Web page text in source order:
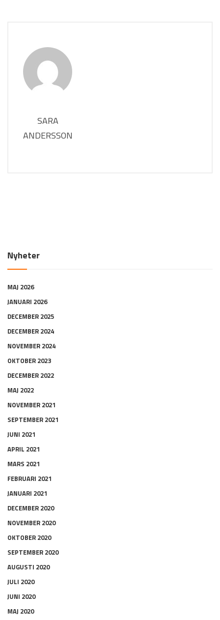
SARA
ANDERSSON
Nyheter
MAJ 2026
JANUARI 2026
DECEMBER 2025
DECEMBER 2024
NOVEMBER 2024
OKTOBER 2023
DECEMBER 2022
MAJ 2022
NOVEMBER 2021
SEPTEMBER 2021
JUNI 2021
APRIL 2021
MARS 2021
FEBRUARI 2021
JANUARI 2021
DECEMBER 2020
NOVEMBER 2020
OKTOBER 2020
SEPTEMBER 2020
AUGUSTI 2020
JULI 2020
JUNI 2020
MAJ 2020